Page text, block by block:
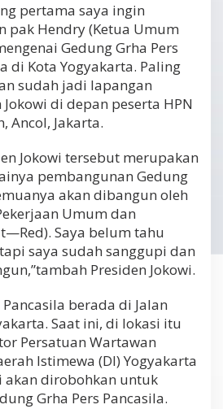
pertama saya ingin
pak Hendry (Ketua Umum
Gedung Grha Pers
di Kota Yogyakarta. Paling
sudah jadi lapangan
di depan peserta HPN
Ancol, Jakarta.
Jokowi tersebut merupakan
pembangunan Gedung
akan dibangun oleh
Umum dan
Saya belum tahu
saya sudah sanggupi dan
Presiden Jokowi.
berada di Jalan
Saat ini, di lokasi itu
Persatuan Wartawan
Istimewa (DI) Yogyakarta
akan dirobohkan untuk
Grha Pers Pancasila.